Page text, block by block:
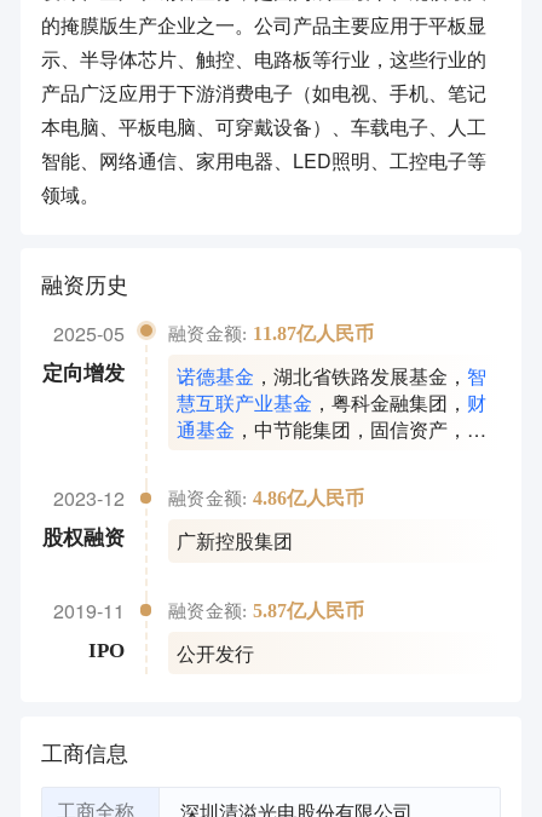
的掩膜版生产企业之一。公司产品主要应用于平板显
示、半导体芯片、触控、电路板等行业，这些行业的
产品广泛应用于下游消费电子（如电视、手机、笔记
本电脑、平板电脑、可穿戴设备）、车载电子、人工
智能、网络通信、家用电器、LED照明、工控电子等
领域。
融资历史
2025-05
定向增发
融资金额: 11.87亿人民币
诺德基金 ，湖北省铁路发展基金 ， 智
慧互联产业基金 ，粤科金融集团 ， 财
通基金 ，中节能集团 ， 固信资产 ， 华
东方嘉富 ， 马鞍山工投
投资，个人投资者
2023-12
股权融资
融资金额: 4.86亿人民币
广新控股集团
2019-11
IPO
融资金额: 5.87亿人民币
公开发行
工商信息
工商全称